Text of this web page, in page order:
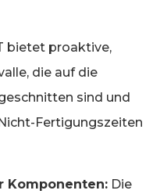
bietet proaktive,
die auf die
sind und
Fertigungszeiten
Komponenten: Die